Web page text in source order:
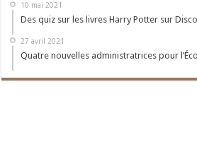
10 mai 2021
Des quiz sur les livres Harry Potter sur
27 avril 2021
Quatre nouvelles administratrices pour